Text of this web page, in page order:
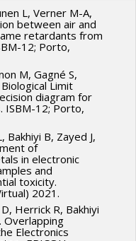
L, Verner M-A,
between air and
retardants from
12; Porto,
M, Gagné S,
Limit
diagram for
ISBM-12; Porto,
Bakhiyi B, Zayed J,
of
in electronic
and
toxicity.
2021.
Herrick R, Bakhiyi
Overlapping
Electronics